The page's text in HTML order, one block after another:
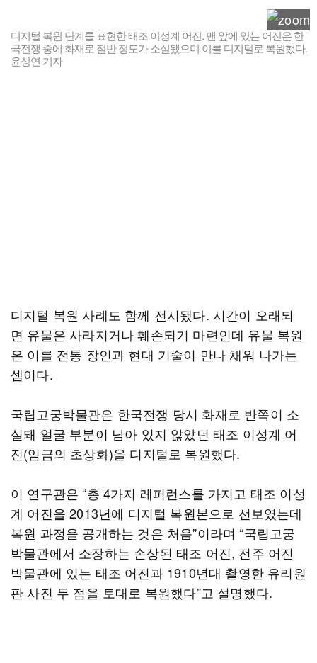
디지털 복원 단계를 표현한 태조 이성계 어진. 맨 앞에 있는 어진은 한
국전쟁 중에 화재로 절반 정도가 소실됐으며 이를 디지털로 복원했다.
윤성연 기자
디지털 복원 사례도 함께 전시됐다. 시간이 오래되
면 유물은 사라지거나 훼손되기 마련인데 유물 복원
은 이를 전통 장인과 현대 기술이 만나 채워 나가는
셈이다.
국립고궁박물관은 한국전쟁 당시 화재로 반쪽이 소
실돼 얼굴 부분이 남아 있지 않았던 태조 이성계 어
진(임금의 초상화)을 디지털로 복원했다.
이 연구관은 “총 4가지 레퍼런스를 가지고 태조 이성
계 어진을 2013년에 디지털 복원본으로 선보였는데
복원 과정을 공개하는 것은 처음”이라며 “국립고궁
박물관에서 소장하는 손상된 태조 어진, 전주 어진
박물관에 있는 태조 어진과 1910년대 촬영한 유리원
판 사진 두 점을 토대로 복원했다”고 설명했다.